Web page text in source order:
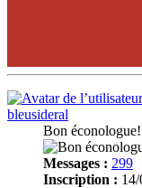
bleusideral
Bon éconologue!
Messages : 299
Inscription :